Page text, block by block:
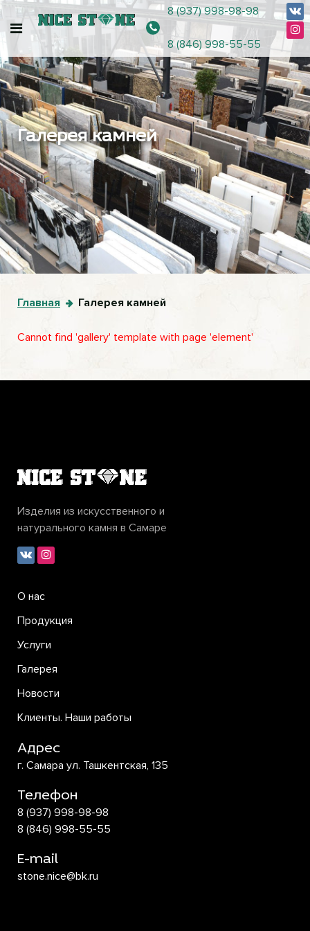
8 (937) 998-98-98
8 (846) 998-55-55
Галерея камней
Главная Галерея камней
Cannot find 'gallery' template with page 'element'
Изделия из искусственного и
натурального камня в Самаре
О нас
Продукция
Услуги
Галерея
Новости
Клиенты. Наши работы
Адрес
г. Самара ул. Ташкентская, 135
Телефон
8 (937) 998-98-98
8 (846) 998-55-55
E-mail
stone.nice@bk.ru